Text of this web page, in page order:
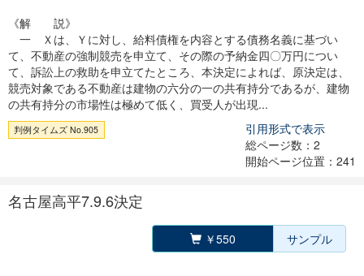
《解 説》
一 Ｘは、Ｙに対し、給料債権を内容とする債務名義に基づい
て、不動産の強制競売を申立て、その際の予納金四〇万円につい
て、訴訟上の救助を申立てたところ、本決定によれば、原決定は、
競売対象である不動産は建物の六分の一の共有持分であるが、建物
の共有持分の市場性は極めて低く、買受人が出現...
判例タイムズ No.905
引用形式で表示
総ページ数：2
開始ページ位置：241
名古屋高平7.9.6決定
￥550 サンプル